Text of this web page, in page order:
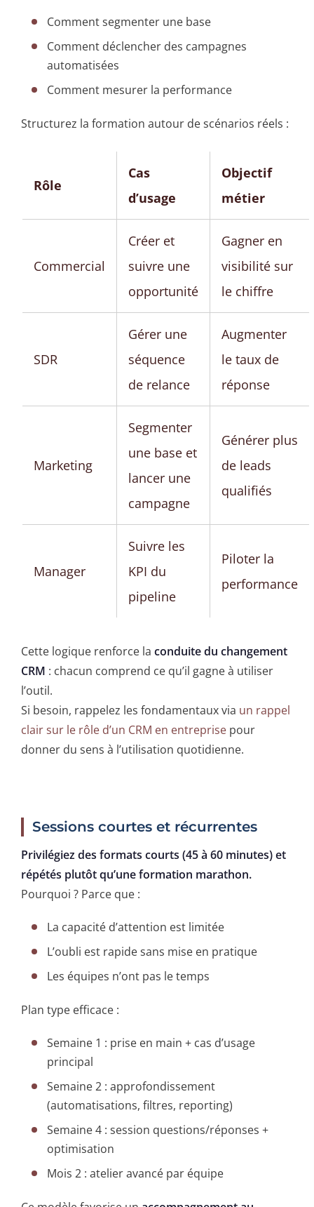
Comment segmenter une base
Comment déclencher des campagnes
automatisées
Comment mesurer la performance
Structurez la formation autour de scénarios réels :
Rôle
Cas
d’usage
Objectif
métier
Commercial
Créer et
suivre une
opportunité
Gagner en
visibilité sur
le chiffre
SDR
Gérer une
séquence
de relance
Augmenter
le taux de
réponse
Marketing
Segmenter
une base et
lancer une
campagne
Générer plus
de leads
qualifiés
Manager
Suivre les
KPI du
pipeline
Piloter la
performance
Cette logique renforce la conduite du changement
CRM : chacun comprend ce qu’il gagne à utiliser
l’outil.
Si besoin, rappelez les fondamentaux via un rappel
clair sur le rôle d’un CRM en entreprise pour
donner du sens à l’utilisation quotidienne.
Sessions courtes et récurrentes
Privilégiez des formats courts (45 à 60 minutes) et
répétés plutôt qu’une formation marathon.
Pourquoi ? Parce que :
La capacité d’attention est limitée
L’oubli est rapide sans mise en pratique
Les équipes n’ont pas le temps
Plan type efficace :
Semaine 1 : prise en main + cas d’usage
principal
Semaine 2 : approfondissement
(automatisations, filtres, reporting)
Semaine 4 : session questions/réponses +
optimisation
Mois 2 : atelier avancé par équipe